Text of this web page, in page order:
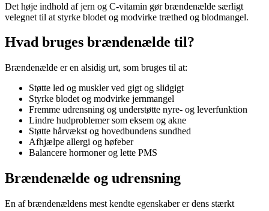
Det høje indhold af jern og C-vitamin gør brændenælde særligt
velegnet til at styrke blodet og modvirke træthed og blodmangel.
Hvad bruges brændenælde til?
Brændenælde er en alsidig urt, som bruges til at:
Støtte led og muskler ved gigt og slidgigt
Styrke blodet og modvirke jernmangel
Fremme udrensning og understøtte nyre- og leverfunktion
Lindre hudproblemer som eksem og akne
Støtte hårvækst og hovedbundens sundhed
Afhjælpe allergi og høfeber
Balancere hormoner og lette PMS
Brændenælde og udrensning
En af brændenældens mest kendte egenskaber er dens stærkt